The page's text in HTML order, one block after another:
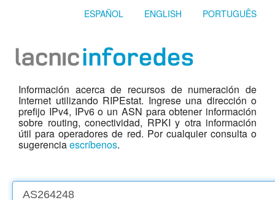
ESPAÑOL ENGLISH PORTUGUÊS
Información acerca de recursos de numeración de
Internet utilizando RIPEstat. Ingrese una dirección o
prefijo IPv4, IPv6 o un ASN para obtener información
sobre routing, conectividad, RPKI y otra información
útil para operadores de red. Por cualquier consulta o
sugerenciaescríbenos.